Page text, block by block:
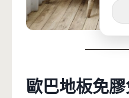
歐巴地板免